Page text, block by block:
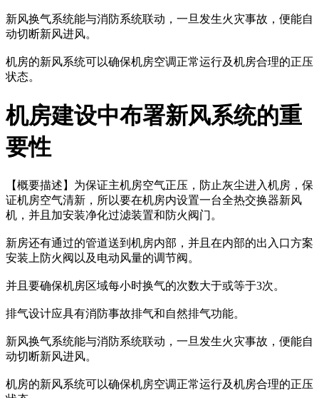
新风换气系统能与消防系统联动，一旦发生火灾事故，便能自
动切断新风进风。
机房的新风系统可以确保机房空调正常运行及机房合理的正压
状态。
机房建设中布署新风系统的重
要性
【概要描述】 为保证主机房空气正压，防止灰尘进入机房，保
证机房空气清新，所以要在机房内设置一台全热交换器新风
机，并且加安装净化过滤装置和防火阀门。
新房还有通过的管道送到机房内部，并且在内部的出入口方案
安装上防火阀以及电动风量的调节阀。
并且要确保机房区域每小时换气的次数大于或等于3次。
排气设计应具有消防事故排气和自然排气功能。
新风换气系统能与消防系统联动，一旦发生火灾事故，便能自
动切断新风进风。
机房的新风系统可以确保机房空调正常运行及机房合理的正压